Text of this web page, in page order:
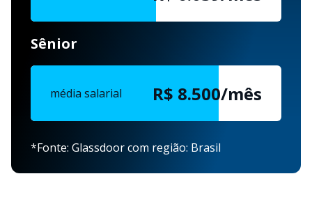
Sênior
média salarial R$ 8.500/mês
*Fonte: Glassdoor com região: Brasil